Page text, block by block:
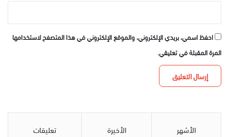
احفظ اسمي، بريدي الإلكتروني، والموقع الإلكتروني في هذا المتصفح لاستخدامها
المرة المقبلة في تعليقي.
الأشهر الأخيرة تعليقات